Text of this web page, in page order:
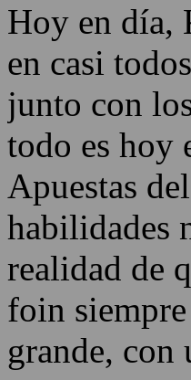
Hoy en día,
en casi
junto con
todo es hoy
Apuestas
habilidades
realidad de
foin siempre
grande, con